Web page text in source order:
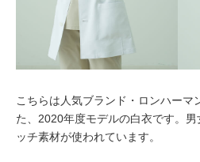
こちらは人気ブランド・ロンハーマ
た、2020年度モデルの白衣です。
ッチ素材が使われています。